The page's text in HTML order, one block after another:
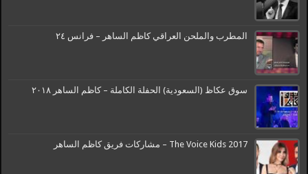
المطرب والملحن العراقي كاظم الساهر – فرانس ٢٤
سوق عكاظ (السعودية) الحفلة الكاملة – كاظم الساهر ٢٠١٨
The Voice Kids 2017 – مشاركات فريق كاظم الساهر